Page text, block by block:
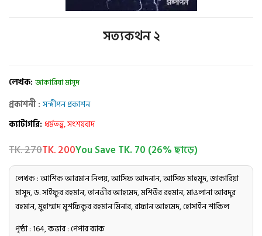
সত্যকথন ২
লেখক: জাকারিয়া মাসুদ
প্রকাশনী :সন্দীপন প্রকাশন
ক্যাটাগরি: ধর্মতত্ত্ব, সংশয়বাদ
TK. 270TK. 200You Save TK. 70 (26% ছাড়ে)
লেখক : আশিক আরমান নিলয়, আসিফ আদনান, আসিফ মাহমুদ, জাকারিয়া
মাসুদ, ড. সাইফুর রহমান, তানভীর আহমেদ, মশিউর রহমান, মাওলানা আবদুর
রহমান, মুহাম্মাদ মুশফিকুর রহমান মিনার, রাফান আহমেদ, হোসাইন শাকিল
পৃষ্ঠা : 164, কভার : পেপার ব্যাক